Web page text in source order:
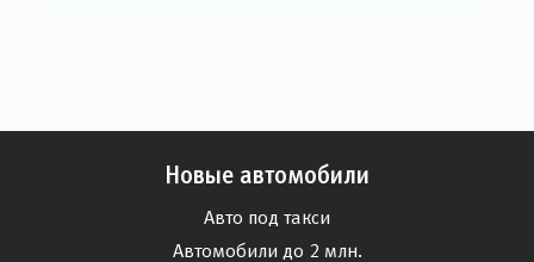
Новые автомобили
Авто под такси
Автомобили до 2 млн.